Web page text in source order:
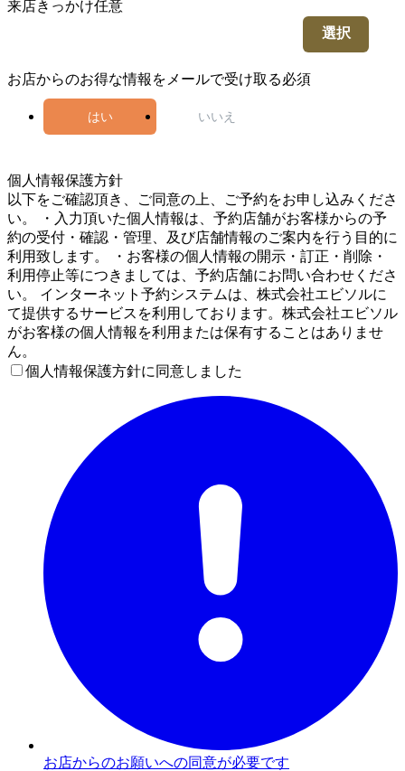
来店きっかけ任意
選択
お店からのお得な情報をメールで受け取る必須
はい いいえ
個人情報保護方針
以下をご確認頂き、ご同意の上、ご予約をお申し込みくださ
い。 ・入力頂いた個人情報は、予約店舗がお客様からの予
約の受付・確認・管理、及び店舗情報のご案内を行う目的に
利用致します。 ・お客様の個人情報の開示・訂正・削除・
利用停止等につきましては、予約店舗にお問い合わせくださ
い。 インターネット予約システムは、株式会社エビソルに
て提供するサービスを利用しております。株式会社エビソル
がお客様の個人情報を利用または保有することはありませ
ん。
個人情報保護方針に同意しました
お店からのお願いへの同意が必要です